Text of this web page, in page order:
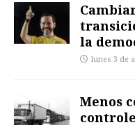
la
lunes 3 de
Menos